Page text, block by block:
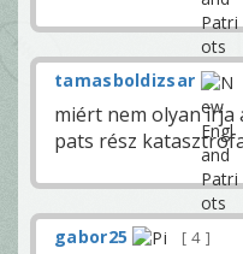
tamasboldizsar
miért nem olyan írja
pats rész
gabor25 4